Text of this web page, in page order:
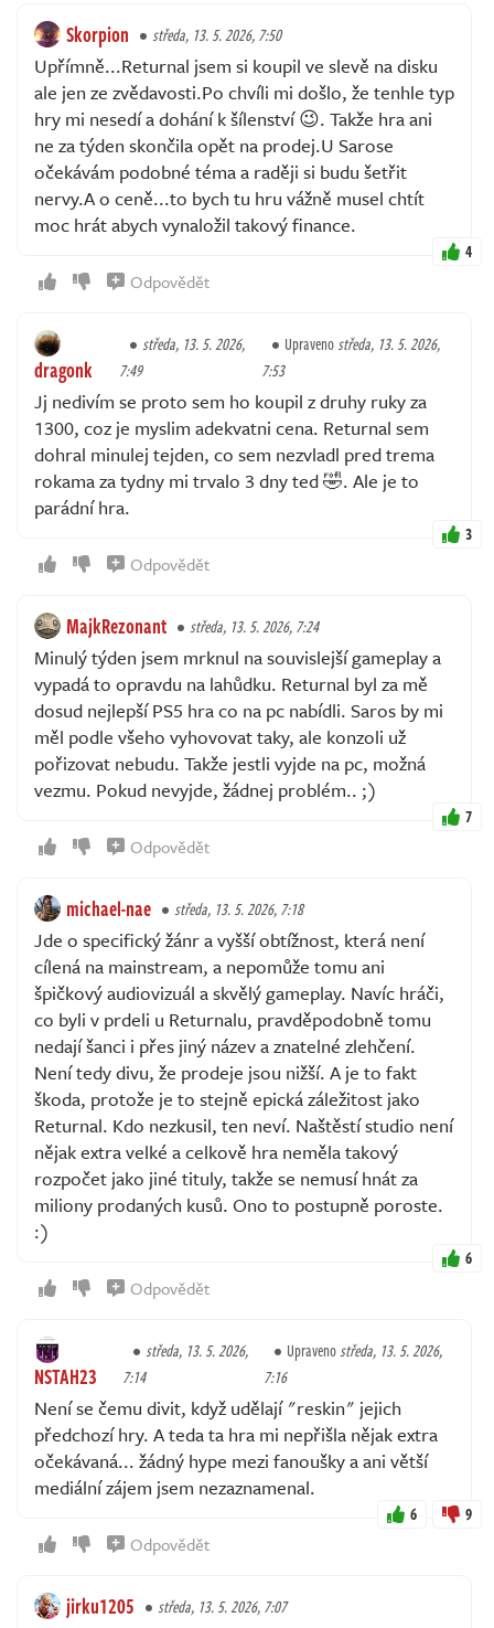
Skorpion středa, 13. 5. 2026, 7:50
Upřímně...Returnal jsem si koupil ve slevě na disku
ale jen ze zvědavosti.Po chvíli mi došlo, že tenhle typ
hry mi nesedí a dohání k šílenství 😉. Takže hra ani
ne za týden skončila opět na prodej.U Sarose
očekávám podobné téma a raději si budu šetřit
nervy.A o ceně...to bych tu hru vážně musel chtít
moc hrát abych vynaložil takový finance.
4
Odpovědět
dragonk
středa, 13. 5. 2026,
7:49
Upravenostředa, 13. 5. 2026,
7:53
Jj nedivím se proto sem ho koupil z druhy ruky za
1300, coz je myslim adekvatni cena. Returnal sem
dohral minulej tejden, co sem nezvladl pred trema
rokama za tydny mi trvalo 3 dny ted 🤣. Ale je to
parádní hra.
3
Odpovědět
MajkRezonant středa, 13. 5. 2026, 7:24
Minulý týden jsem mrknul na souvislejší gameplay a
vypadá to opravdu na lahůdku. Returnal byl za mě
dosud nejlepší PS5 hra co na pc nabídli. Saros by mi
měl podle všeho vyhovovat taky, ale konzoli už
pořizovat nebudu. Takže jestli vyjde na pc, možná
vezmu. Pokud nevyjde, žádnej problém.. ;)
7
Odpovědět
michael-nae středa, 13. 5. 2026, 7:18
Jde o specifický žánr a vyšší obtížnost, která není
cílená na mainstream, a nepomůže tomu ani
špičkový audiovizuál a skvělý gameplay. Navíc hráči,
co byli v prdeli u Returnalu, pravděpodobně tomu
nedají šanci i přes jiný název a znatelné zlehčení.
Není tedy divu, že prodeje jsou nižší. A je to fakt
škoda, protože je to stejně epická záležitost jako
Returnal. Kdo nezkusil, ten neví. Naštěstí studio není
nějak extra velké a celkově hra neměla takový
rozpočet jako jiné tituly, takže se nemusí hnát za
miliony prodaných kusů. Ono to postupně poroste.
:)
6
Odpovědět
NSTAH23
středa, 13. 5. 2026,
7:14
Upravenostředa, 13. 5. 2026,
7:16
Není se čemu divit, když udělají "reskin" jejich
předchozí hry. A teda ta hra mi nepřišla nějak extra
očekávaná... žádný hype mezi fanoušky a ani větší
mediální zájem jsem nezaznamenal.
6 9
Odpovědět
jirku1205 středa, 13. 5. 2026, 7:07